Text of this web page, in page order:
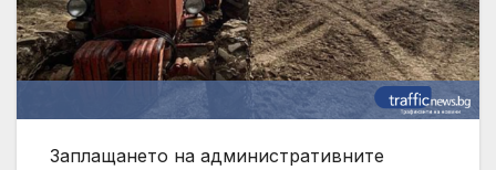
Заплащането на административните